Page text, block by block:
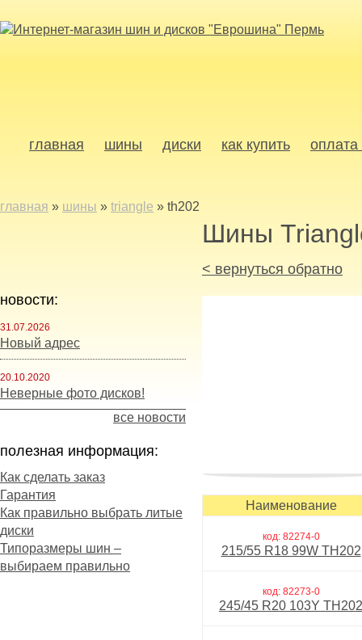
главная шины диски как купить оплата
главная » шины » triangle » th202
новости:
31.07.2026
Новый адрес
20.10.2020
Неверные фото дисков!
все новости
полезная информация:
Как сделать заказ
Гарантия
Как правильно выбрать литые
диски
Типоразмеры шин –
выбираем правильно
Шины
< вернуться обратно
Наименование
код: 82274-0
215/55 R18 99W TH202
код: 82273-0
245/45 R20 103Y TH202